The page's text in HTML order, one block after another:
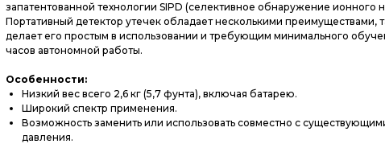
запатентованной технологии SIPD (селективное обнаружение ионного
Портативный детектор утечек обладает несколькими преимуществами,
делает его простым в использовании и требующим минимального
часов автономной работы.
Особенности:
Низкий вес всего 2,6 кг (5,7 фунта), включая батарею.
Широкий спектр применения.
Возможность заменить или использовать совместно с
давления.